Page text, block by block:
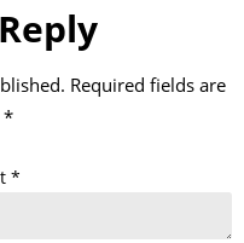
Required fields are
*
*